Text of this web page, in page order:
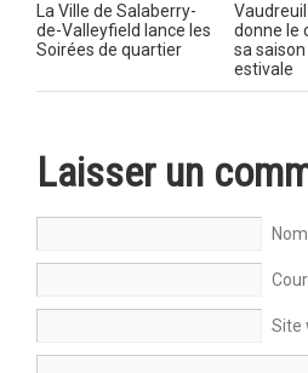
La Ville de Salaberry-
de-Valleyfield lance les
Soirées de quartier
donne le
sa
estivale
Laisser un
Site